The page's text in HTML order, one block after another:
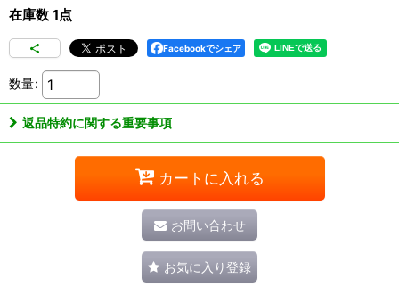
在庫数 1点
Facebookでシェア
数量:
返品特約に関する重要事項
カートに入れる
お問い合わせ
お気に入り登録